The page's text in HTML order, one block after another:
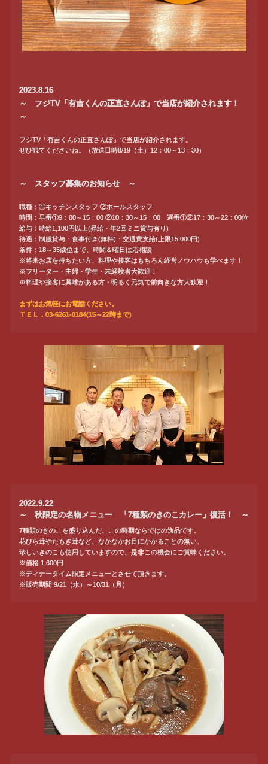
2023.8.16
～ フジTV「有吉くんの正直さんぽ」で当店が紹介されます！
～
フジTV「有吉くんの正直さんぽ」で当店が紹介されます。
ぜひ観てくださいね。（放送日時8/19（土）12：00～13：30）
～ スタッフ募集のお知らせ ～
職種：①キッチンスタッフ ②ホールスタッフ
時間：早番①9：00～15：00 ②10：30～15：00 遅番①②17：30～22：00位
給与：時給1,100円以上(昇給・年2回ミニ賞与有り)
待遇：制服貸与・食事付き(無料)・交通費支給(上限15,000円)
条件：18～35歳位まで、時間＆曜日は応相談
※将来お店を持ちたい方、料理や接客はもちろん経営ノウハウも学べます！
※フリーター・主婦・学生・未経験者大歓迎！
※料理や接客に興味がある方・明るく元気で前向きな方大歓迎！
まずはお気軽にお電話ください。
ＴＥＬ．03-6261-0184(15～22時まで)
2022.9.22
～ 秋限定の名物メニュー 「7種類のきのこカレー」復活！ ～
7種類のきのこを盛り込んだ、この時期ならではの逸品です。
花びら茸やたもぎ茸など、なかなかお目にかかることの無い、
珍しいきのこも使用していますので、是非この機会にご賞味ください。
※価格 1,600円
※ディナータイム限定メニューとさせて頂きます。
※販売期間 9/21（水）～10/31（月）